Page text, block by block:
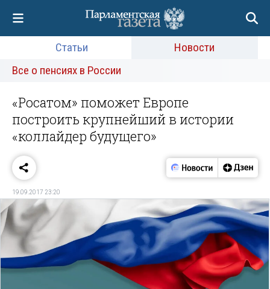
Статьи
Новости
Все о пенсиях в России
«Росатом» поможет Европе
построить крупнейший в истории
«коллайдер будущего»
19.09.2017 23:20